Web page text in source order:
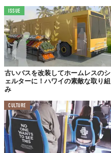
ISSUE
古いバスを改装してホームレスのシ
ェルターに！ハワイの素敵な取り組
み
CULTURE